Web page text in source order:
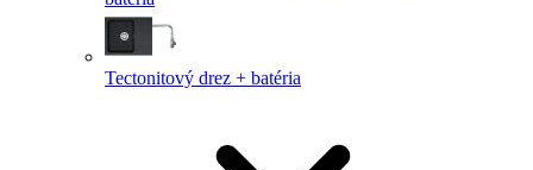
Tectonitový drez + batéria